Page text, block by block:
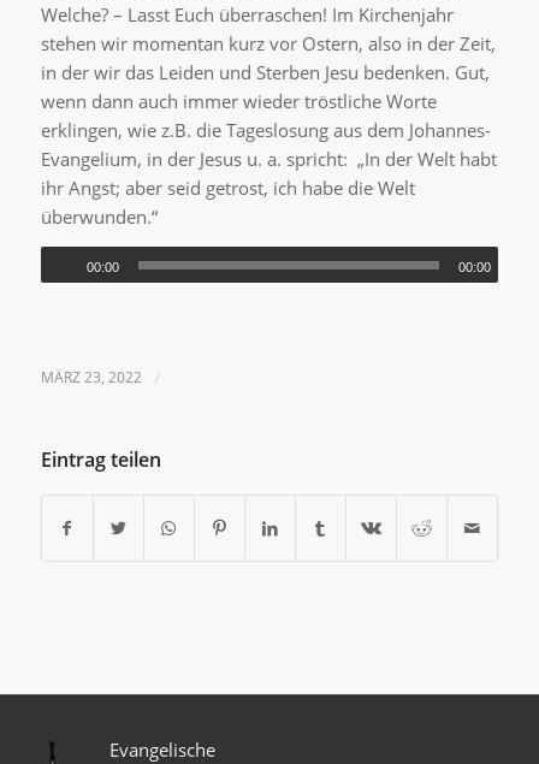
Welche? – Lasst Euch überraschen! Im Kirchenjahr
stehen wir momentan kurz vor Ostern, also in der Zeit,
in der wir das Leiden und Sterben Jesu bedenken. Gut,
wenn dann auch immer wieder tröstliche Worte
erklingen, wie z.B. die Tageslosung aus dem Johannes-
Evangelium, in der Jesus u. a. spricht: „In der Welt habt
ihr Angst; aber seid getrost, ich habe die Welt
überwunden.“
00:00 00:00
MÄRZ 23, 2022 /
Eintrag teilen
Evangelische